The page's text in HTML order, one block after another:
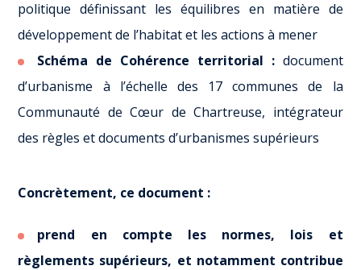
politique définissant les équilibres en matière de
développement de l’habitat et les actions à mener
Schéma de Cohérence territorial :document
d’urbanisme à l’échelle des 17 communes de la
Communauté de Cœur de Chartreuse, intégrateur
des règles et documents d’urbanismes supérieurs
Concrètement, ce document :
prend en compte les normes, lois et
règlements supérieurs, et notamment contribue